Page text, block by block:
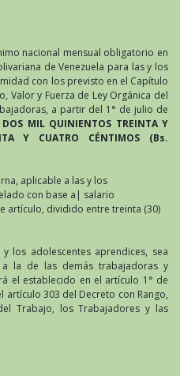
nacional mensual obligatorio en
de Venezuela para las y los
con los previsto en el Capítulo
Valor y Fuerza de Ley Orgánica del
a partir del 1° de julio de
DOS MIL QUINIENTOS TREINTA Y
Y CUATRO CÉNTIMOS (Bs.
aplicable a las y los
con base a| salario
artículo, dividido entre treinta (30)
los adolescentes aprendices, sea
a la de las demás trabajadoras y
el establecido en el artículo 1° de
303 del Decreto con Rango,
Trabajo, los Trabajadores y las